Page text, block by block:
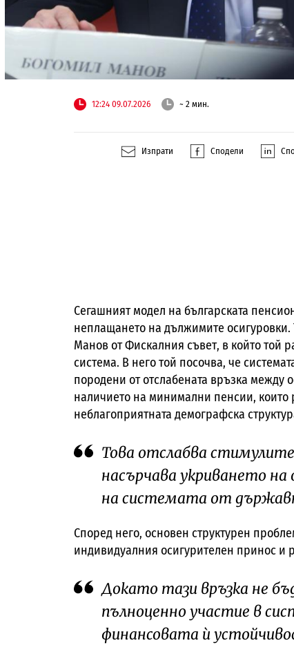
12:24 09.07.2026 ~ 2 мин.
Изпрати Сподели
Сегашният модел на българската
неплащането на дължимите
Манов от Фискалния съвет, в който той
система. В него той посочва, че
породени от отслабената връзка между
наличието на минимални пенсии,
неблагоприятната демографска
Това отслабва
насърчава укриването на
на системата от
Според него, основен структурен
индивидуалния осигурителен принос и
Докато тази връзка не
пълноценно участие в
финансовата ѝ